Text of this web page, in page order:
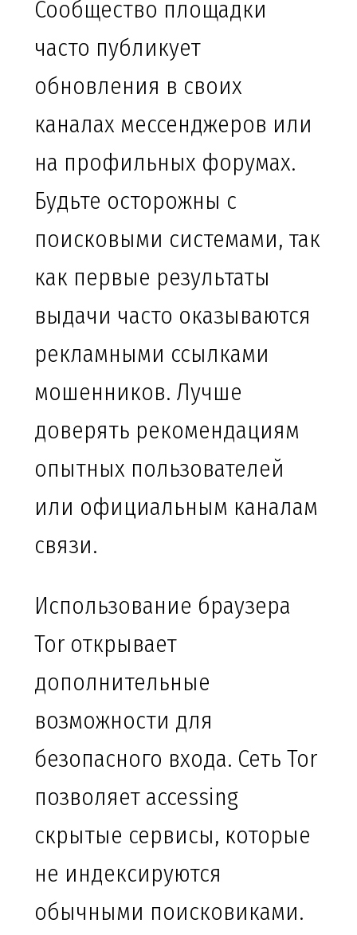
Сообщество площадки
часто публикует
обновления в своих
каналах мессенджеров или
на профильных форумах.
Будьте осторожны с
поисковыми системами, так
как первые результаты
выдачи часто оказываются
рекламными ссылками
мошенников. Лучше
доверять рекомендациям
опытных пользователей
или официальным каналам
связи.
Использование браузера
Tor открывает
дополнительные
возможности для
безопасного входа. Сеть Tor
позволяет accessing
скрытые сервисы, которые
не индексируются
обычными поисковиками.